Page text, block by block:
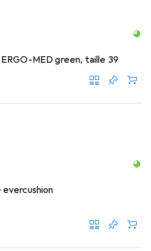
MED green, taille 39